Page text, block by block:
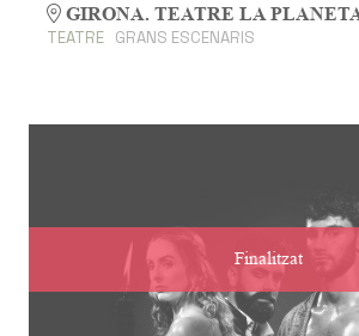
GIRONA. TEATRE LA
TEATRE GRANS ESCENARIS
Finalitzat